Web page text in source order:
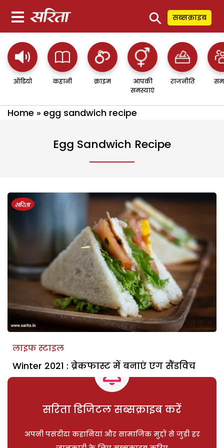
⚲ सब्सक्राइब
ऑडियो कहानी क्राइम
आपकी
समस्याएं
राजनीति
Home » egg sandwich recipe
Egg Sandwich Recipe
लाइफ स्टाइल
Winter 2021 : ब्रेकफास्ट में बनाएं एग सैंडविच
सरिता डिजिटल सब्सक्राइब करें
अपनी पसंदीदा कहानियां और सामाजिक मुद्दों से जुड़ी हर